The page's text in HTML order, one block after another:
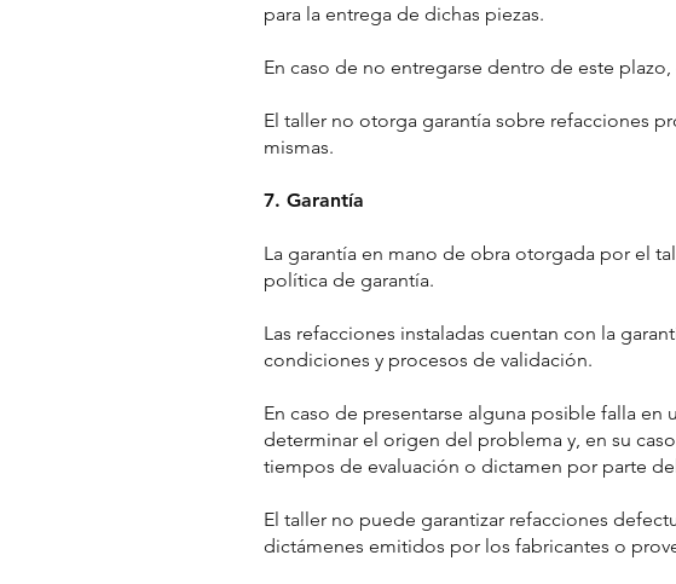
para la entrega de dichas piezas.
En caso de no entregarse dentro de este
El taller no otorga garantía sobre refacciones
mismas.
7. Garantía
La garantía en mano de obra otorgada por el
política de garantía.
Las refacciones instaladas cuentan con la
condiciones y procesos de validación.
En caso de presentarse alguna posible falla en
determinar el origen del problema y, en su
tiempos de evaluación o dictamen por parte
El taller no puede garantizar refacciones
dictámenes emitidos por los fabricantes o